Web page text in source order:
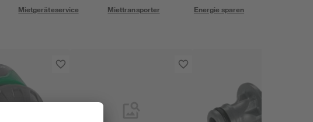
Mietgeräteservice Miettransporter Energie sparen